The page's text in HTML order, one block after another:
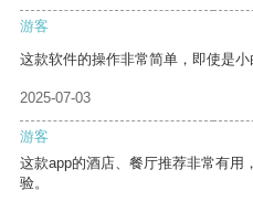
游客
这款软件的操作非常简单，即使是小
2025-07-03
游客
这款app的酒店、餐厅推荐非常有用
验。